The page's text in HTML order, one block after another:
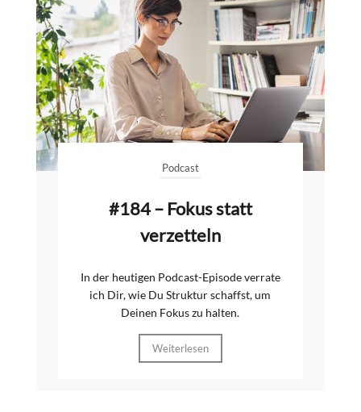
Podcast
#184 – Fokus statt
verzetteln
In der heutigen Podcast-Episode verrate
ich Dir, wie Du Struktur schaffst, um
Deinen Fokus zu halten.
Weiterlesen